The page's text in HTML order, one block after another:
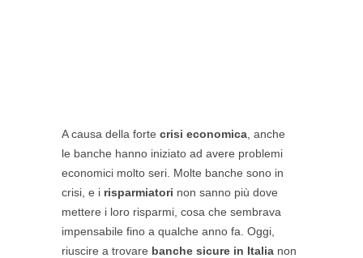
A causa della forte crisi economica , anche
le banche hanno iniziato ad avere problemi
economici molto seri. Molte banche sono in
crisi, e i risparmiatori non sanno più dove
mettere i loro risparmi, cosa che sembrava
impensabile fino a qualche anno fa. Oggi,
riuscire a trovare banche sicure in Italia non